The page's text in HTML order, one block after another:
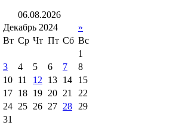
06.08.2026
Декабрь 2024
»
Вт Ср Чт Пт Сб Вс
1
3 4 5 6 7
8
10 11 12 13 14
15
17 18 19 20 21
22
24 25 26 27 28
29
31